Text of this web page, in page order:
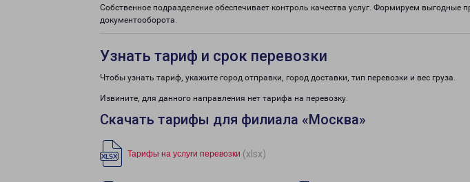
Собственное подразделение обеспечивает контроль качества услуг. Формируем
документооборота.
Узнать тариф и срок перевозки
Чтобы узнать тариф, укажите город отправки, город доставки, тип перевозки и вес груза.
Извините, для данного направления нет тарифа на перевозку.
Скачать тарифы для филиала «Москва»
Тарифы на услуги перевозки (xlsx)